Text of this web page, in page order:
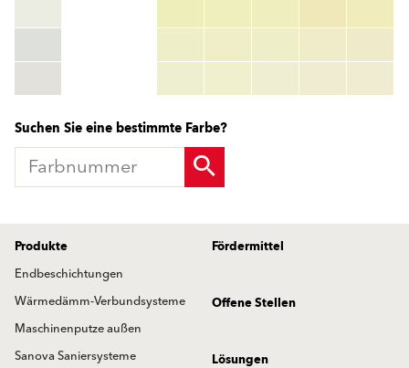
HEX:hex_code
TSR:tsr_code
Mehr Info
Suchen Sie eine bestimmte Farbe?
Produkte
Endbeschichtungen
Wärmedämm-Verbundsysteme
Maschinenputze außen
Sanova Saniersysteme
Fördermittel
Offene Stellen
Lösungen